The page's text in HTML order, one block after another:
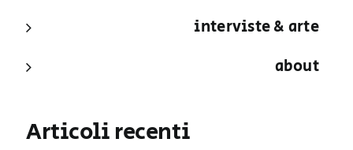
interviste & arte
about
Articoli recenti